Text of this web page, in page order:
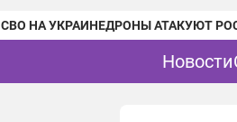
СВО НА УКРАИНЕДРОНЫ АТАКУЮТ
Новости